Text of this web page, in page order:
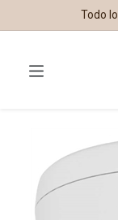
Todo